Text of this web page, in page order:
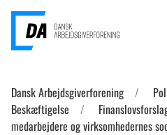
Dansk Arbejdsgiverforening
Beskæftigelse
medarbejdere og virksomhedernes